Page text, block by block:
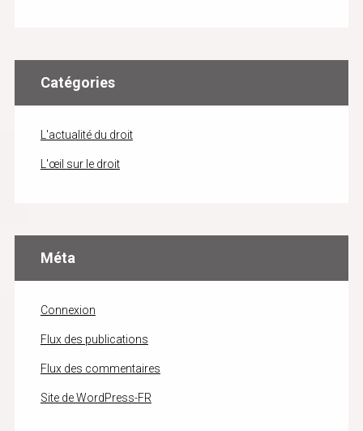
Catégories
L'actualité du droit
L'œil sur le droit
Méta
Connexion
Flux des publications
Flux des commentaires
Site de WordPress-FR